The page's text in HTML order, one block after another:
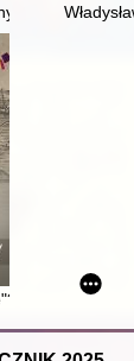
plon : sukces
: